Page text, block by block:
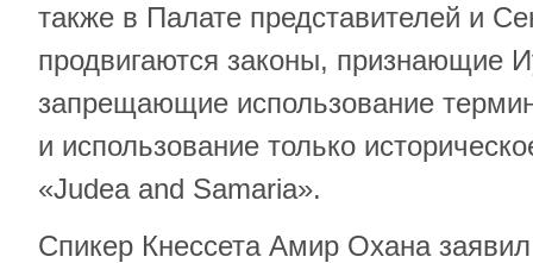
также в Палате представителей и
продвигаются законы, признающие
запрещающие использование
и использование только
«Judea and Samaria».
Спикер Кнессета Амир Охана